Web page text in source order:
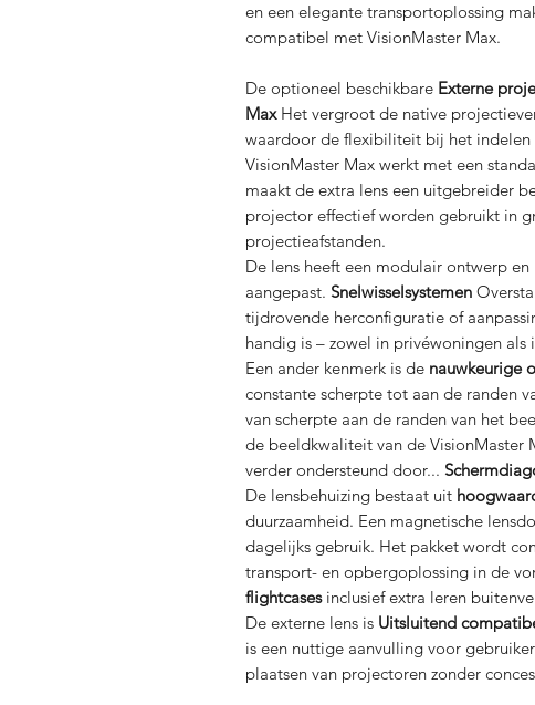
en een elegante transportoplossing
compatibel met VisionMaster Max.
De optioneel beschikbare Externe
MaxHet vergroot de native
waardoor de flexibiliteit bij het
VisionMaster Max werkt met een
maakt de extra lens een uitgebreider
projector effectief worden gebruikt in
projectieafstanden.
De lens heeft een modulair ontwerp
aangepast. Snelwisselsystemen
tijdrovende herconfiguratie of
handig is – zowel in privéwoningen als
Een ander kenmerk is de nauwkeurige
constante scherpte tot aan de randen
van scherpte aan de randen van het
de beeldkwaliteit van de
verder ondersteund door...
De lensbehuizing bestaat uit
duurzaamheid. Een magnetische
dagelijks gebruik. Het pakket wordt
transport- en opbergoplossing in de
flightcasesinclusief extra leren
De externe lens is Uitsluitend
is een nuttige aanvulling voor
plaatsen van projectoren zonder